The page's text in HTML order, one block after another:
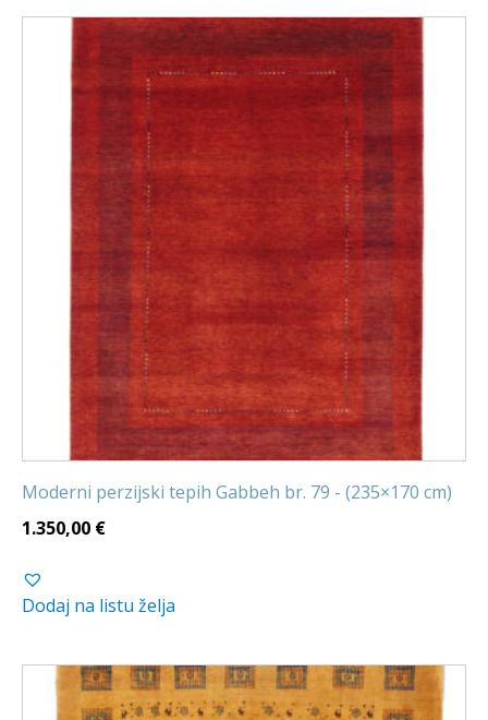
Moderni perzijski tepih Gabbeh br. 79 - (235×170 cm)
1.350,00 €
Dodaj na listu želja